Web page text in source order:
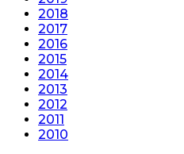
2018
2017
2016
2015
2014
2013
2012
2011
2010